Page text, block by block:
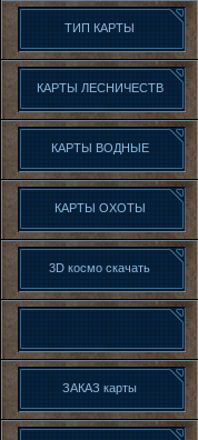
ТИП КАРТЫ
КАРТЫ ЛЕСНИЧЕСТВ
КАРТЫ ВОДНЫЕ
КАРТЫ ОХОТЫ
3D космо скачать
ЗАКАЗ карты